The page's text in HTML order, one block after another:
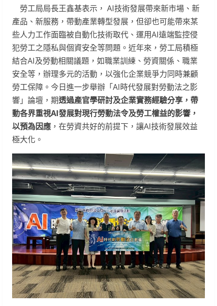
勞工局局長王鑫基表示， AI技術發展帶來新市場、新
產品、新服務，帶動產業轉型發展，但卻也可能帶來某
些人力工作面臨被自動化技術取代、運用AI遠端監控侵
犯勞工之隱私與個資安全等問題。近年來，勞工局積極
結合AI及勞動相關議題，如職業訓練、勞資關係、職業
安全等，辦理多元的活動，以強化企業競爭力同時兼顧
勞工保障。今日進一步舉辦「AI時代發展對勞動法之影
響」論壇，期透過產官學研討及企業實務經驗分享，帶
動各界重視AI發展對現行勞動法令及勞工權益的影響，
以預為因應 ，在勞資共好的前提下，讓AI技術發展效益
極大化。